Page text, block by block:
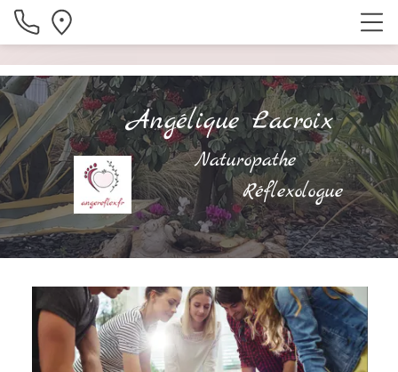
Angélique Lacroix
Naturopathe
Réflexologue